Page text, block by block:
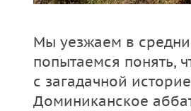
Мы уезжаем в
попытаемся понять,
с загадачной
Доминиканское